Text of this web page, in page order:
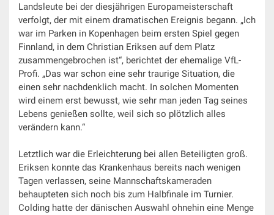
Landsleute bei der diesjährigen Europameisterschaft
verfolgt, der mit einem dramatischen Ereignis begann. „Ich
war im Parken in Kopenhagen beim ersten Spiel gegen
Finnland, in dem Christian Eriksen auf dem Platz
zusammengebrochen ist“, berichtet der ehemalige VfL-
Profi. „Das war schon eine sehr traurige Situation, die
einen sehr nachdenklich macht. In solchen Momenten
wird einem erst bewusst, wie sehr man jeden Tag seines
Lebens genießen sollte, weil sich so plötzlich alles
verändern kann.“
Letztlich war die Erleichterung bei allen Beteiligten groß.
Eriksen konnte das Krankenhaus bereits nach wenigen
Tagen verlassen, seine Mannschaftskameraden
behaupteten sich noch bis zum Halbfinale im Turnier.
Colding hatte der dänischen Auswahl ohnehin eine Menge